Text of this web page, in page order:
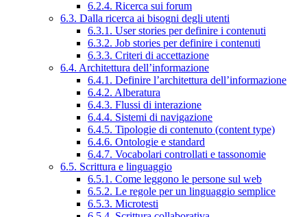
6.2.4. Ricerca sui forum
6.3. Dalla ricerca ai bisogni degli utenti
6.3.1. User stories per definire i contenuti
6.3.2. Job stories per definire i contenuti
6.3.3. Criteri di accettazione
6.4. Architettura dell’informazione
6.4.1. Definire l’architettura dell’informazione
6.4.2. Alberatura
6.4.3. Flussi di interazione
6.4.4. Sistemi di navigazione
6.4.5. Tipologie di contenuto (content type)
6.4.6. Ontologie e standard
6.4.7. Vocabolari controllati e tassonomie
6.5. Scrittura e linguaggio
6.5.1. Come leggono le persone sul web
6.5.2. Le regole per un linguaggio semplice
6.5.3. Microtesti